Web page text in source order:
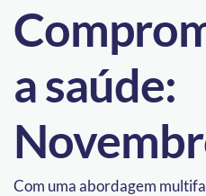
a saúde:
Com uma abordagem